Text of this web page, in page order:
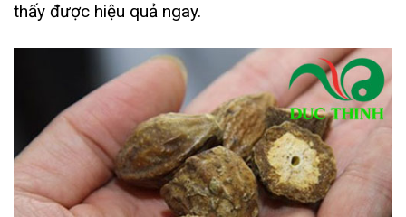
thấy được hiệu quả ngay.